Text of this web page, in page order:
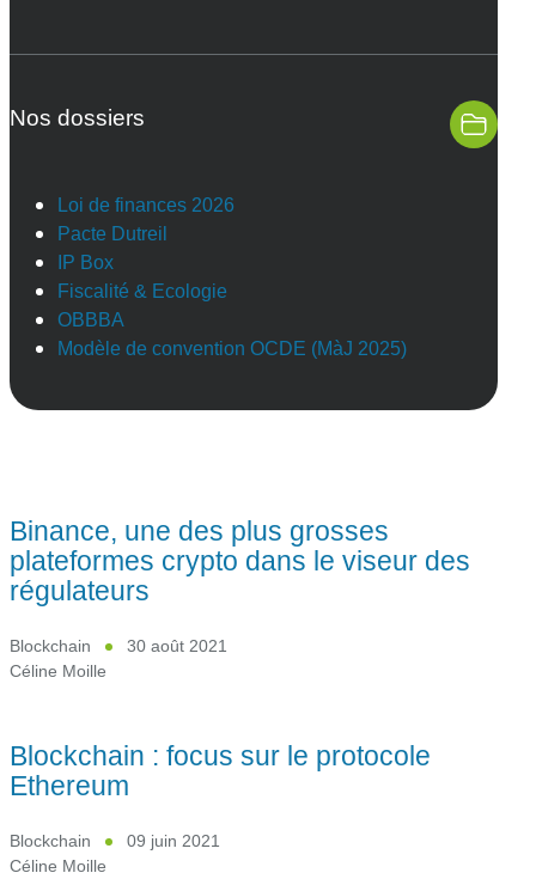
Nos dossiers
Loi de finances 2026
Pacte Dutreil
IP Box
Fiscalité & Ecologie
OBBBA
Modèle de convention OCDE (MàJ 2025)
Binance, une des plus grosses
plateformes crypto dans le viseur des
régulateurs
Blockchain
30 août 2021
Céline Moille
Blockchain : focus sur le protocole
Ethereum
Blockchain
09 juin 2021
Céline Moille